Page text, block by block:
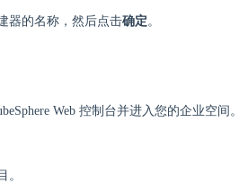
器的名称，然后点击确定。
Web 控制台并进入您的企业空间。
。